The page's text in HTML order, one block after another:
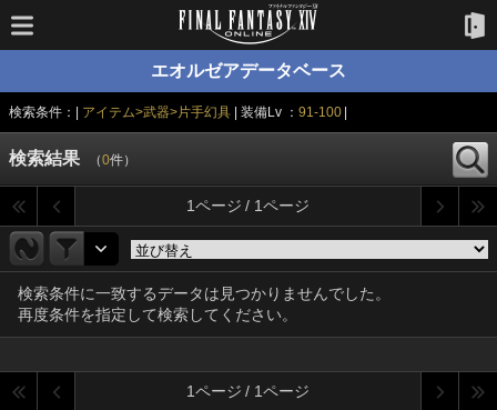
エオルゼアデータベース
検索条件：| アイテム>武器>片手幻具 | 装備Lv ： 91-100|
検索結果 （0件）
1ページ / 1ページ
検索条件に一致するデータは見つかりませんでした。
再度条件を指定して検索してください。
1ページ / 1ページ